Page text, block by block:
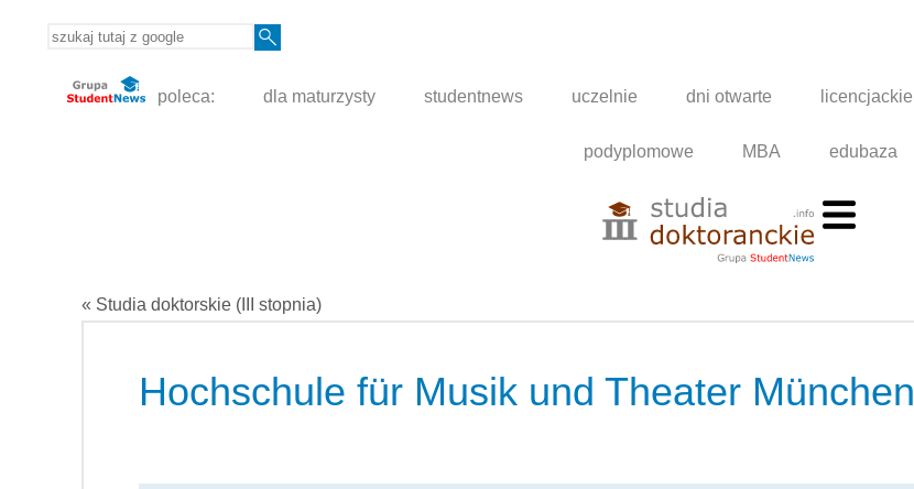
poleca: dla maturzysty studentnews uczelnie dni otwarte licencjackie
podyplomowe MBA edubaza
« Studia doktorskie (III stopnia)
Hochschule für Musik und Theater München